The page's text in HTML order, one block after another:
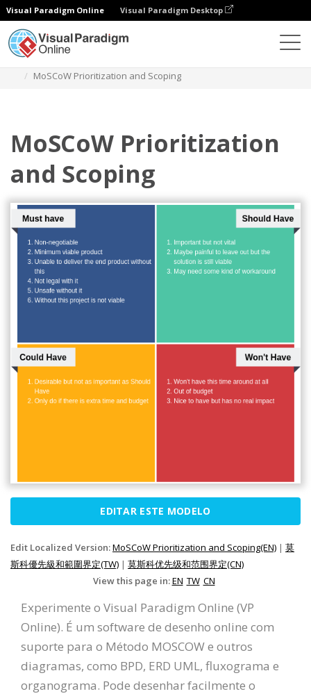
Visual Paradigm Online Visual Paradigm Desktop
MoSCoW Prioritization and Scoping
MoSCoW Prioritization
and Scoping
EDITAR ESTE MODELO
Edit Localized Version:MoSCoW Prioritization and Scoping(EN) | 莫
斯科優先級和範圍界定(TW) | 莫斯科优先级和范围界定(CN)
View this page in:EN TW CN
Experimente o Visual Paradigm Online (VP
Online). É um software de desenho online com
suporte para o Método MOSCOW e outros
diagramas, como BPD, ERD UML, fluxograma e
organograma. Pode desenhar facilmente o